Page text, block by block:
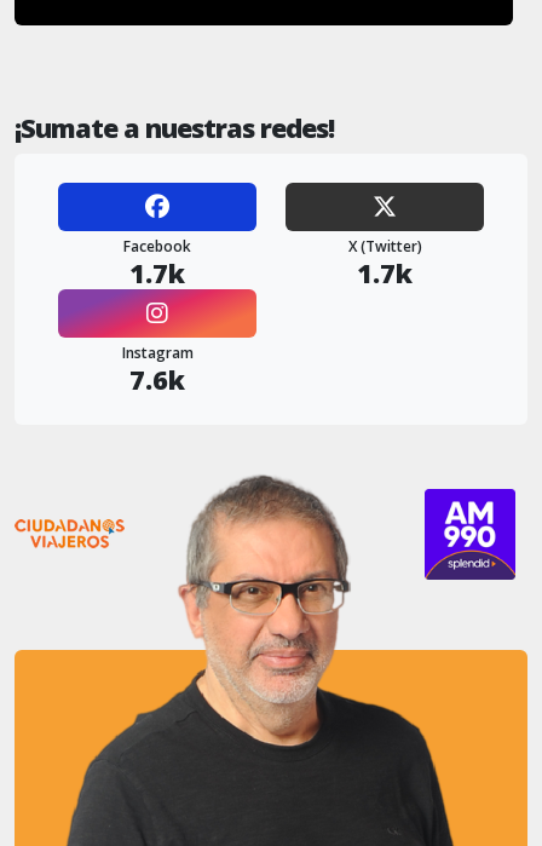
¡Sumate a nuestras redes!
Facebook
1.7k
X (Twitter)
1.7k
Instagram
7.6k